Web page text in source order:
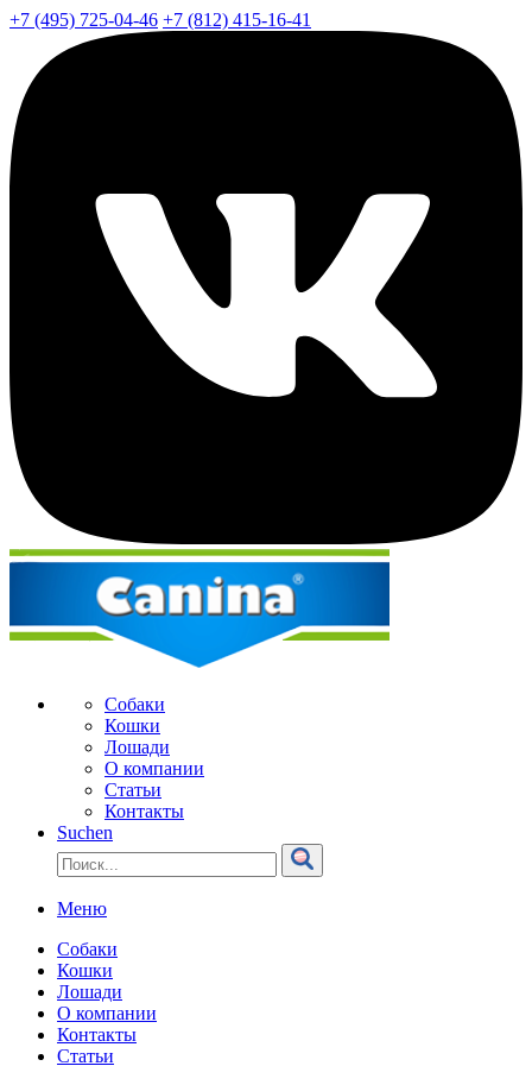
+7 (495) 725-04-46 +7 (812) 415-16-41
Собаки
Кошки
Лошади
О компании
Статьи
Контакты
Suchen
Меню
Собаки
Кошки
Лошади
О компании
Контакты
Статьи